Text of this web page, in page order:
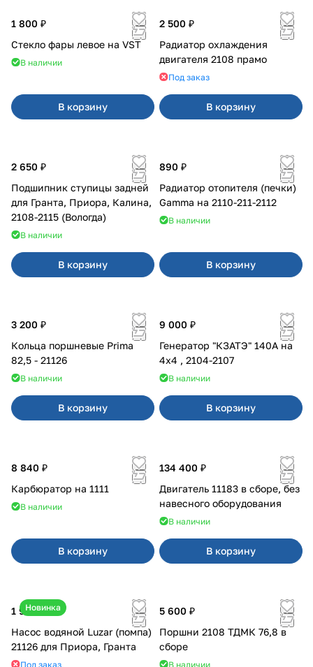
1 800 ₽
Стекло фары левое на VST
В наличии
В корзину
2 500 ₽
Радиатор охлаждения
двигателя 2108 прамо
Под заказ
В корзину
2 650 ₽
Подшипник ступицы задней
для Гранта, Приора, Калина,
2108-2115 (Вологда)
В наличии
В корзину
890 ₽
Радиатор отопителя (печки)
Gamma на 2110-211-2112
В наличии
В корзину
3 200 ₽
Кольца поршневые Prima
82,5 - 21126
В наличии
В корзину
9 000 ₽
Генератор "КЗАТЭ" 140А на
4x4 , 2104-2107
В наличии
В корзину
8 840 ₽
Карбюратор на 1111
В наличии
В корзину
134 400 ₽
Двигатель 11183 в сборе, без
навесного оборудования
В наличии
В корзину
Новинка
1 990 ₽
Насос водяной Luzar (помпа)
21126 для Приора, Гранта
Под заказ
5 600 ₽
Поршни 2108 ТДМК 76,8 в
сборе
В наличии